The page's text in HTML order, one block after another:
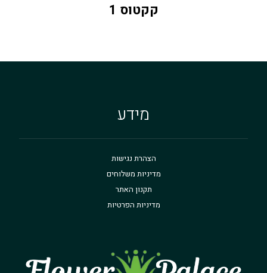
קקטוס 1
מידע
הצהרת נגישות
מדיניות משלוחים
תקנון האתר
מדיניות הפרטיות